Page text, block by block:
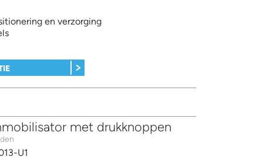
en verzorging
met drukknoppen
U1